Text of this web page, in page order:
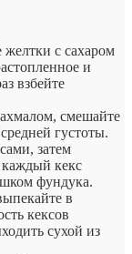
желтки с сахаром
и
взбейте
смешайте
густоты.
затем
каждый кекс
фундука.
в
кексов
сухой из